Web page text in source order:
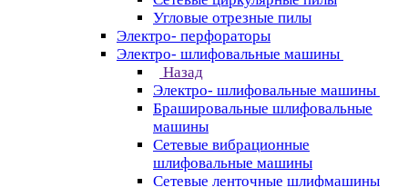
Угловые отрезные пилы
Электро- перфораторы
Электро- шлифовальные машины
Назад
Электро- шлифовальные машины
Брашировальные шлифовальные
машины
Сетевые вибрационные
шлифовальные машины
Сетевые ленточные шлифмашины